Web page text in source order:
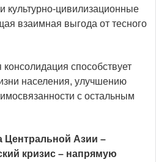
культурно-цивилизационные
взаимная выгода от тесного
способствует
населения, улучшению
с остальным
Цент­ральной Азии –
кризис – напрямую